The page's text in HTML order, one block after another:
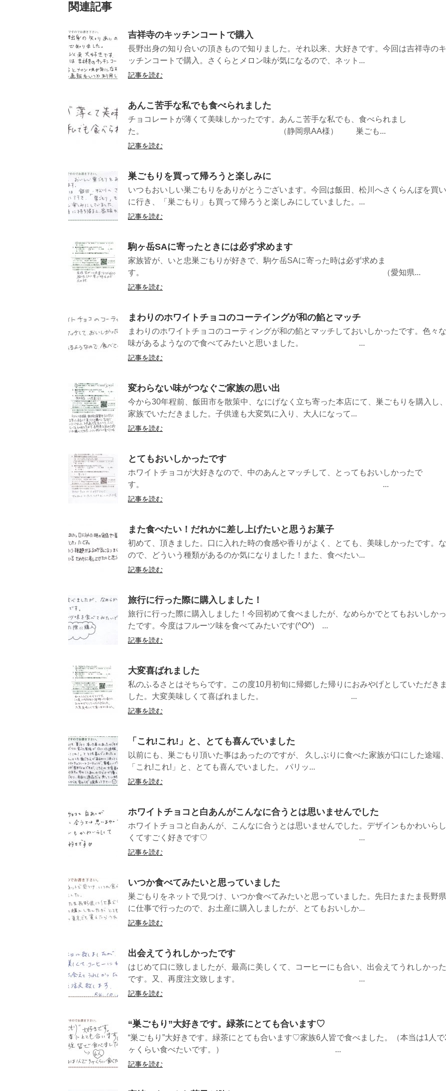
関連記事
吉祥寺のキッチンコートで購入
長野出身の知り合いの頂きもので知りました。それ以来、大好きです。今回は吉祥寺のキ
ッチンコートで購入。さくらとメロン味が気になるので、ネット...
記事を読む
あんこ苦手な私でも食べられました
チョコレートが薄くて美味しかったです。あんこ苦手な私でも、食べられまし
た。 （静岡県AA様） 巣ごも...
記事を読む
巣ごもりを買って帰ろうと楽しみに
いつもおいしい巣ごもりをありがとうございます。今回は飯田、松川へさくらんぼを買い
に行き、「巣ごもり」も買って帰ろうと楽しみにしていました。...
記事を読む
駒ヶ岳SAに寄ったときには必ず求めます
家族皆が、いと忠巣ごもりが好きで、駒ケ岳SAに寄った時は必ず求めま
す。 （愛知県...
記事を読む
まわりのホワイトチョコのコーテイングが和の餡とマッチ
まわりのホワイトチョコのコーティングが和の餡とマッチしておいしかったです。色々な
味があるようなので食べてみたいと思いました。 ...
記事を読む
変わらない味がつなぐご家族の思い出
今から30年程前、飯田市を散策中、なにげなく立ち寄った本店にて、巣ごもりを購入し、
家族でいただきました。子供達も大変気に入り、大人になって...
記事を読む
とてもおいしかったです
ホワイトチョコが大好きなので、中のあんとマッチして、とってもおいしかったで
す。 ...
記事を読む
また食べたい！だれかに差し上げたいと思うお菓子
初めて、頂きました。口に入れた時の食感や香りがよく、とても、美味しかったです。な
ので、どういう種類があるのか気になりました！また、食べたい...
記事を読む
旅行に行った際に購入しました！
旅行に行った際に購入しました！今回初めて食べましたが、なめらかでとてもおいしかっ
たです。今度はフルーツ味を食べてみたいです(^O^) ...
記事を読む
大変喜ばれました
私のふるさとはそちらです。この度10月初旬に帰郷した帰りにおみやげとしていただきま
した。大変美味しくて喜ばれました。 ...
記事を読む
「これ!これ!」と、とても喜んでいました
以前にも、巣ごもり頂いた事はあったのですが、 久しぶりに食べた家族が口にした途端、
「これ!これ!」と、とても喜んでいました。 パリッ...
記事を読む
ホワイトチョコと白あんがこんなに合うとは思いませんでした
ホワイトチョコと白あんが、こんなに合うとは思いませんでした。デザインもかわいらし
くてすごく好きです♡ ...
記事を読む
いつか食べてみたいと思っていました
巣ごもりをネットで見つけ、いつか食べてみたいと思っていました。先日たまたま長野県
に仕事で行ったので、お土産に購入しましたが、とてもおいしか...
記事を読む
出会えてうれしかったです
はじめて口に致しましたが、最高に美しくて、コーヒーにも合い、出会えてうれしかった
です。又、再度注文致します。 ...
記事を読む
“巣ごもり”大好きです。緑茶にとても合います♡
“巣ごもり”大好きです。緑茶にとても合います♡家族6人皆で食べました。（本当は1人で
ヶくらい食べたいです。） ...
記事を読む